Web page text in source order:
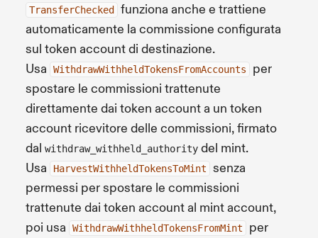
TransferChecked
funziona anche e trattiene
automaticamente la commissione configurata
sul token account di destinazione.
Usa
WithdrawWithheldTokensFromAccounts
per
spostare le commissioni trattenute
direttamente dai token account a un token
account ricevitore delle commissioni, firmato
dal withdraw_withheld_authority del mint.
Usa
HarvestWithheldTokensToMint
senza
permessi per spostare le commissioni
trattenute dai token account al mint account,
poi usa
WithdrawWithheldTokensFromMint
per